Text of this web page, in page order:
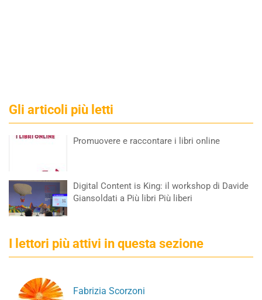
Gli articoli più letti
Promuovere e raccontare i libri online
Digital Content is King: il workshop di Davide
Giansoldati a Più libri Più liberi
I lettori più attivi in questa sezione
Fabrizia Scorzoni